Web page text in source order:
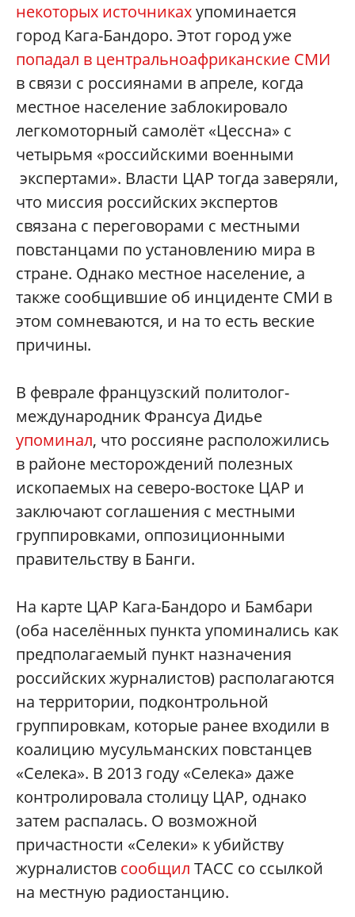
некоторых источникахупоминается
город Кага-Бандоро. Этот город уже
попадал в центральноафриканские СМИ
в связи с россиянами в апреле, когда
местное население заблокировало
легкомоторный самолёт «Цессна» c
четырьмя «российскими военными
экспертами». Власти ЦАР тогда заверяли,
что миссия российских экспертов
связана с переговорами с местными
повстанцами по установлению мира в
стране. Однако местное население, а
также сообщившие об инциденте СМИ в
этом сомневаются, и на то есть веские
причины.
В феврале французский политолог-
международник Франсуа Дидье
упоминал, что россияне расположились
в районе месторождений полезных
ископаемых на северо-востоке ЦАР и
заключают соглашения с местными
группировками, оппозиционными
правительству в Банги.
На карте ЦАР Кага-Бандоро и Бамбари
(оба населённых пункта упоминались как
предполагаемый пункт назначения
российских журналистов) располагаются
на территории, подконтрольной
группировкам, которые ранее входили в
коалицию мусульманских повстанцев
«Селека». В 2013 году «Селека» даже
контролировала столицу ЦАР, однако
затем распалась. О возможной
причастности «Селеки» к убийству
журналистов сообщил ТАСС со ссылкой
на местную радиостанцию.